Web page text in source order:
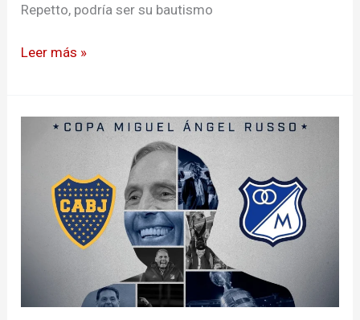
Repetto, podría ser su bautismo
Leer más »
Millonarios
Juniors
Bombonera